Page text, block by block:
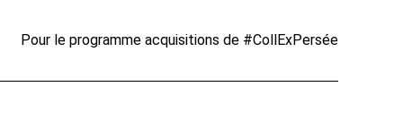
Pour le programme acquisitions de #CollExPersée